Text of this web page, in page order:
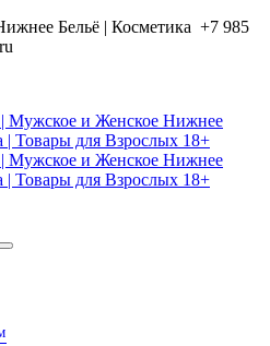
Бельё | Косметика +7 985